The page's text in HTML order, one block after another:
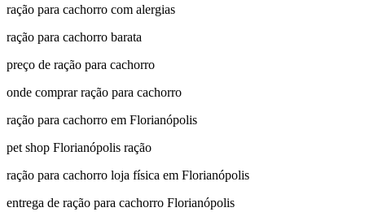
ração para cachorro com alergias
ração para cachorro barata
preço de ração para cachorro
onde comprar ração para cachorro
ração para cachorro em Florianópolis
pet shop Florianópolis ração
ração para cachorro loja física em Florianópolis
entrega de ração para cachorro Florianópolis